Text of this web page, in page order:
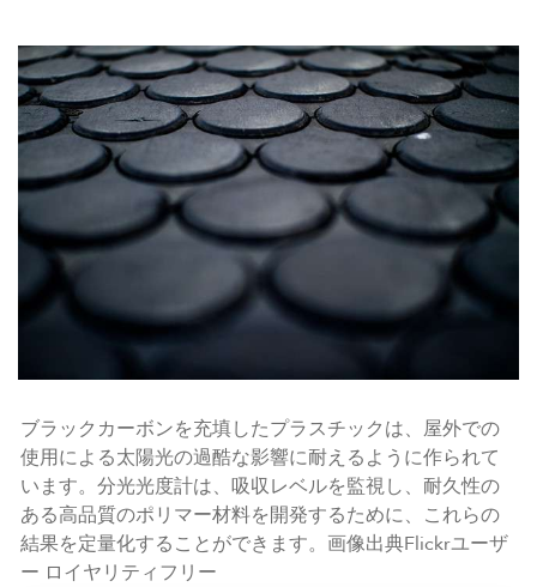
ブラックカーボンを充填したプラスチックは、屋外での
使用による太陽光の過酷な影響に耐えるように作られて
います。分光光度計は、吸収レベルを監視し、耐久性の
ある高品質のポリマー材料を開発するために、これらの
結果を定量化することができます。画像出典Flickrユーザ
ー ロイヤリティフリー